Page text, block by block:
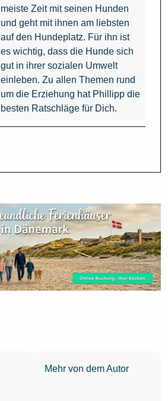
meiste Zeit mit seinen Hunden
und geht mit ihnen am liebsten
auf den Hundeplatz. Für ihn ist
es wichtig, dass die Hunde sich
gut in ihrer sozialen Umwelt
einleben. Zu allen Themen rund
um die Erziehung hat Phillipp die
besten Ratschläge für Dich.
Mehr von dem Autor